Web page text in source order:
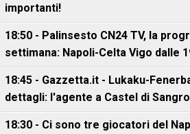
importanti!
18:50 - Palinsesto CN24 TV, la
settimana: Napoli-Celta Vigo dalle
18:45 - Gazzetta.it - Lukaku-
dettagli: l'agente a Castel di
18:30 - Ci sono tre giocatori del